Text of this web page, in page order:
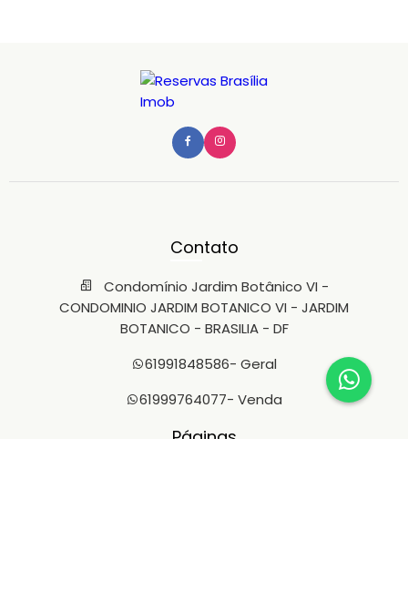
Contato
Condomínio Jardim Botânico VI -
CONDOMINIO JARDIM BOTANICO VI - JARDIM
BOTANICO - BRASILIA - DF
61991848586- Geral
61999764077- Venda
Páginas